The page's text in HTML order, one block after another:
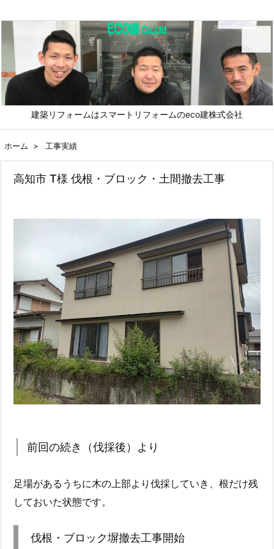
建築リフォームはスマートリフォームのeco建株式会社
メニュ
ホーム > 工事実績
高知市 T様 伐根・ブロック・土間撤去工事
前回の続き（伐採後）より
足場があるうちに木の上部より伐採していき、根だけ残
しておいた状態です。
伐根・ブロック塀撤去工事開始